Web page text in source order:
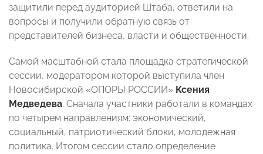
защитили перед аудиторией Штаба, ответили на
вопросы и получили обратную связь от
представителей бизнеса, власти и общественности.
Самой масштабной стала площадка стратегической
сессии, модератором которой выступила член
Новосибирской «ОПОРЫ РОССИИ» Ксения
Медведева. Сначала участники работали в командах
по четырем направлениям: экономический,
социальный, патриотический блоки, молодежная
политика. Итогом сессии стало определение